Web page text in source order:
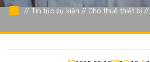
// Tin tức sự kiện // Cho thuê thiết bị//